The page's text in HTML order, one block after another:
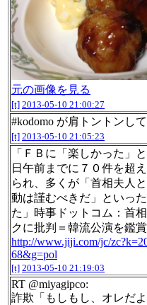
元の画像を見る
[t] 2013-05-10 21:00:27
#kodomo が肩トントンし
[t] 2013-05-10 21:05:23
「ＦＢに「楽しかった」
日午前までに７０件を超
られ、多くが「首相夫人
動は謹むべきだ」といっ
た」時事ドットコム：首
クに批判＝韓流公演を鑑賞
http://www.jiji.com/jc/
68&g=pol
[t] 2013-05-10 21:19:03
RT @miyagipco:
詐欺「もしもし、オレだよ